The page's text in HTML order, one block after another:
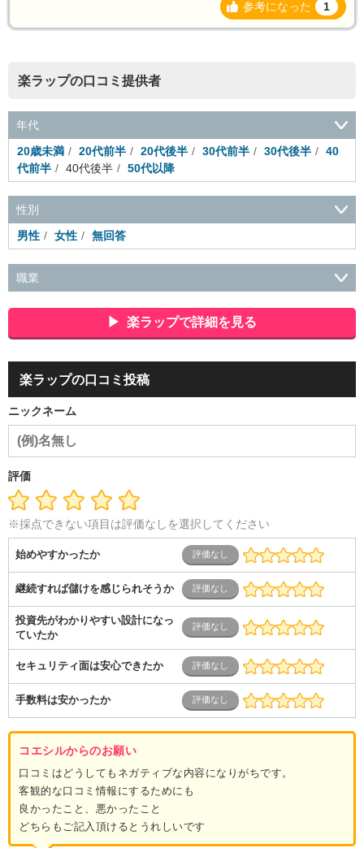
参考になった 1
楽ラップの口コミ提供者
年代
20歳未満
20代前半 20代後半 30代前半 30代後半
40
代前半
40代後半 50代以降
性別
男性
女性 無回答
職業
広告・マスコミ
接客・小売・流通・外食・食
品
アミューズメント・エンターテイメント・ゲーム関連
美
ダル・葬祭
メディア職
音響
芸能・イベント・コンパニオン
ム開発・SE・インフラ）
導体・制御）
警備・交通・建築・土木技術職
医療・福祉・
介護
その他
ス
士業・コンサルティング 金融・商社
不動産・保険・サ
ービス
専業主婦（夫）
営業
楽ラップで詳細を見る
楽ラップの口コミ投稿
ニックネーム
評価
※採点できない項目は評価なしを選択してください
始めやすかったか
継続すれば儲けを感じられそうか
投資先がわかりやすい設計になっ
ていたか
セキュリティ面は安心できたか
手数料は安かったか
コエシルからのお願い
口コミはどうしてもネガティブな内容になりがちです。
客観的な口コミ情報にするためにも
良かったこと、悪かったこと
どちらもご記入頂けるとうれしいです